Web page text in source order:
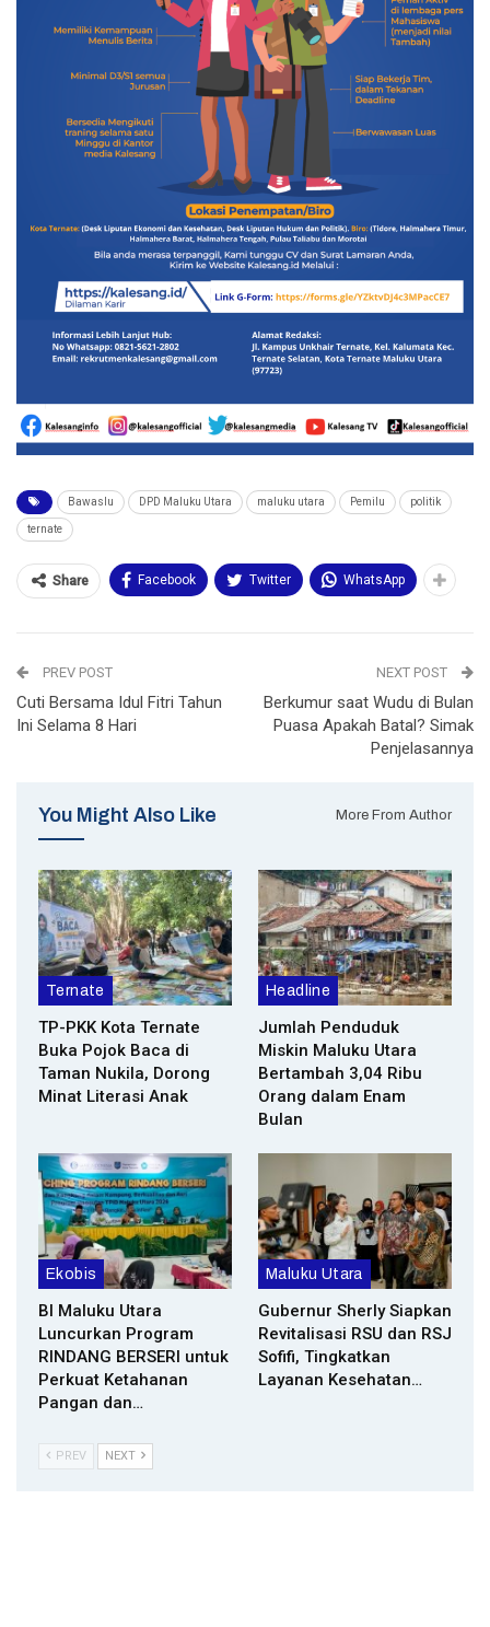
Bawaslu DPD Maluku Utara maluku utara Pemilu politik
ternate
Share Facebook Twitter WhatsApp
PREV POST
Cuti Bersama Idul Fitri Tahun
Ini Selama 8 Hari
NEXT POST
Berkumur saat Wudu di Bulan
Puasa Apakah Batal? Simak
Penjelasannya
You Might Also Like More From Author
Ternate
TP-PKK Kota Ternate
Buka Pojok Baca di
Taman Nukila, Dorong
Minat Literasi Anak
Headline
Jumlah Penduduk
Miskin Maluku Utara
Bertambah 3,04 Ribu
Orang dalam Enam
Bulan
Ekobis
BI Maluku Utara
Luncurkan Program
RINDANG BERSERI untuk
Perkuat Ketahanan
Pangan dan…
Maluku Utara
Gubernur Sherly Siapkan
Revitalisasi RSU dan RSJ
Sofifi, Tingkatkan
Layanan Kesehatan…
PREV NEXT